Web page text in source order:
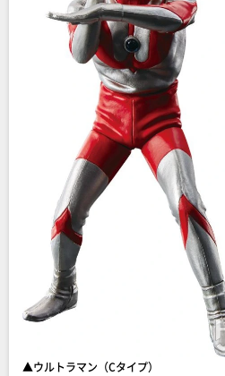
▲ウルトラマン（Cタイプ）